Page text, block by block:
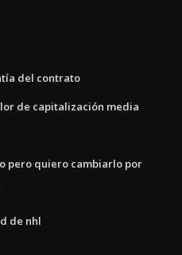
del contrato
de capitalización media
pero quiero cambiarlo por
de nhl